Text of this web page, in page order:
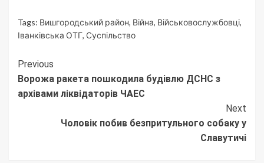
Tags: Вишгородський район, Війна, Військовослужбовці,
Іванківська ОТГ, Суспільство
Continue
Reading
Previous
Ворожа ракета пошкодила будівлю ДСНС з
архівами ліквідаторів ЧАЕС
Next
Чоловік побив безпритульного собаку у
Славутичі